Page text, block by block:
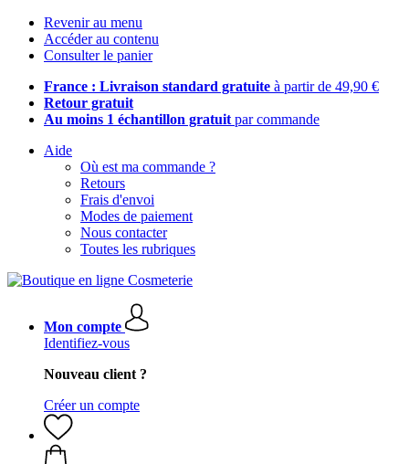
Revenir au menu
Accéder au contenu
Consulter le panier
France : Livraison standard gratuite à partir de 49,90 €
Retour gratuit
Au moins 1 échantillon gratuit par commande
Aide
Où est ma commande ?
Retours
Frais d'envoi
Modes de paiement
Nous contacter
Toutes les rubriques
Mon compte
Identifiez-vous
Nouveau client ?
Créer un compte